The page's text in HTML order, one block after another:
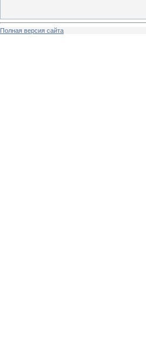
Полная версия сайта